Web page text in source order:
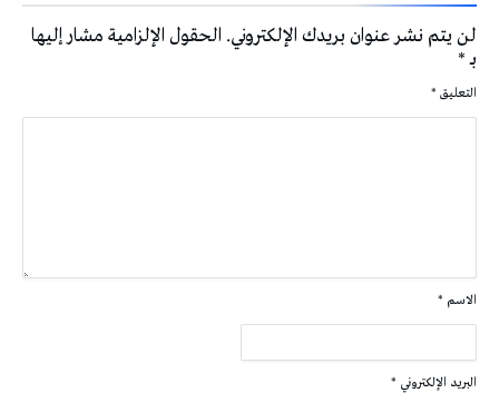
لن يتم نشر عنوان بريدك الإلكتروني. الحقول الإلزامية مشار إليها
بـ*
التعليق *
الاسم *
البريد الإلكتروني *